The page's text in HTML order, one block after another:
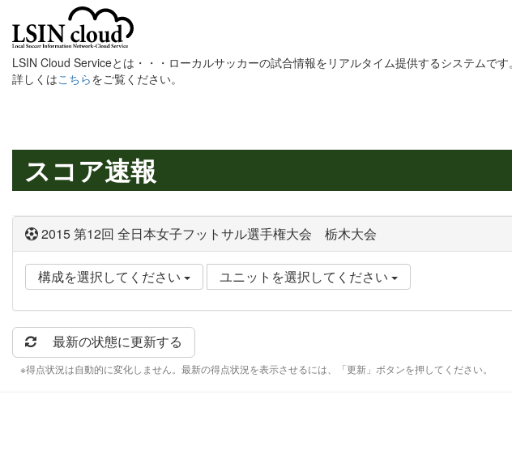
LSIN Cloud Serviceとは・・・ローカルサッカーの試合情報をリアルタイム提供するシステムです。
詳しくはこちらをご覧ください。
スコア速報
2015 第12回 全日本女子フットサル選手権大会 栃木大会
構成を選択してください ユニットを選択してください
最新の状態に更新する
※得点状況は自動的に変化しません。最新の得点状況を表示させるには、「更新」ボタンを押してください。